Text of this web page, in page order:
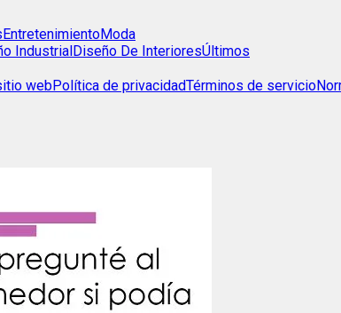
EntretenimientoModa
IndustrialDiseño De InterioresÚltimos
webPolítica de privacidadTérminos de servicio